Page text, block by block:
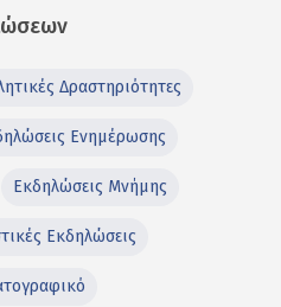
Δραστηριότητες
Ενημέρωσης
Εκδηλώσεις Μνήμης
Εκδηλώσεις